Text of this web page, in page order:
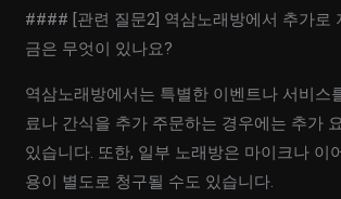
#### [관련 질문2] 역삼노래방에서 추가로
금은 무엇이 있나요?
역삼노래방에서는 특별한 이벤트나 서비스
료나 간식을 추가 주문하는 경우에는 추가
있습니다. 또한, 일부 노래방은 마이크나 이
용이 별도로 청구될 수도 있습니다.